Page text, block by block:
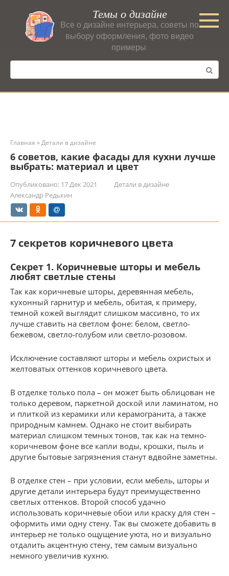
контенту
Темы о дизайне
Все о дизайне интерьера, советы по
выбору оформления, фото видео
примеры
Поиск:
Главная »Детали в дизайне
6 советов, какие фасады для кухни лучше
выбрать: материал и цвет
Опубликовано: 17 Дек 2021
Детали в дизайне
Александр Редькин
7 секретов коричневого цвета
Секрет 1. Коричневые шторы и мебель
любят светлые стены
Так как коричневые шторы, деревянная мебель,
кухонный гарнитур и мебель, обитая, к примеру,
темной кожей выглядит слишком массивно, то их
лучше ставить на светлом фоне: белом, светло-
бежевом, светло-голубом или светло-розовом.
Исключение составляют шторы и мебель охристых и
желтоватых оттенков коричневого цвета.
В отделке только пола – он может быть облицован не
только деревом, паркетной доской или ламинатом, но
и плиткой из керамики или керамогранита, а также
природным камнем. Однако не стоит выбирать
материал слишком темных тонов, так как на темно-
коричневом фоне все капли воды, крошки, пыль и
другие бытовые загрязнения станут вдвойне заметны.
В отделке стен – при условии, если мебель, шторы и
другие детали интерьера будут преимущественно
светлых оттенков. Второй способ удачно
использовать коричневые обои или краску для стен –
оформить ими одну стену. Так вы сможете добавить в
интерьер не только ощущение уюта, но и визуально
отдалить акцентную стену, тем самым визуально
немного увеличив кухню.